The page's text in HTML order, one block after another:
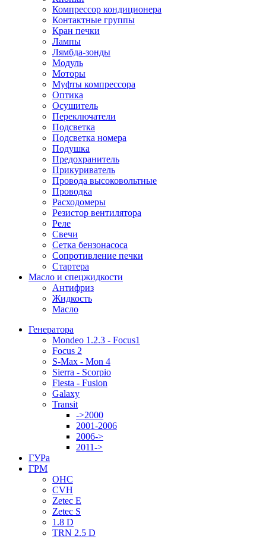
Компрессор кондиционера
Контактные группы
Кран печки
Лампы
Лямбда-зонды
Модуль
Моторы
Муфты компрессора
Оптика
Осушитель
Переключатели
Подсветка
Подсветка номера
Подушка
Предохранитель
Прикуриватель
Провода высоковольтные
Проводка
Расходомеры
Резистор вентилятора
Реле
Свечи
Сетка бензонасоса
Сопротивление печки
Стартера
Масло и спецжидкости
Антифриз
Жидкость
Масло
Генератора
Mondeo 1.2.3 - Focus1
Focus 2
S-Max - Mon 4
Sierra - Scorpio
Fiesta - Fusion
Galaxy
Transit
->2000
2001-2006
2006->
2011->
ГУРа
ГРМ
OHC
CVH
Zetec E
Zetec S
1.8 D
TRN 2.5 D